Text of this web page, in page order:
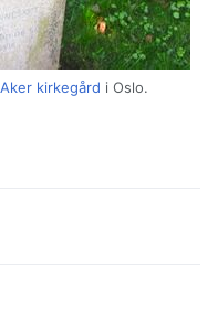
kirkegård i Oslo.